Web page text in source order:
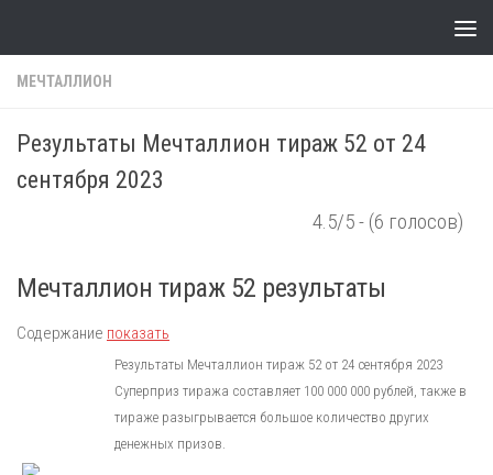
МЕЧТАЛЛИОН
Результаты Мечталлион тираж 52 от 24
сентября 2023
4.5/5 - (6 голосов)
Мечталлион тираж 52 результаты
Содержание показать
Результаты Мечталлион тираж 52 от 24 сентября 2023
Суперприз тиража составляет 100 000 000 рублей, также в
тираже разыгрывается большое количество других
денежных призов.